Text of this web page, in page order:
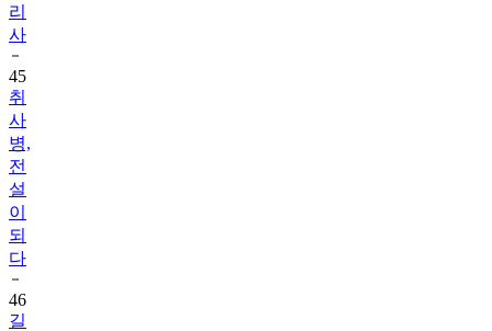
리
사
45
취
사
병,
전
설
이
되
다
46
길